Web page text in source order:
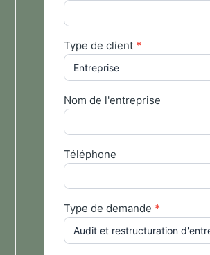
Type de client *
Nom de l'entreprise
Téléphone
Type de demande *